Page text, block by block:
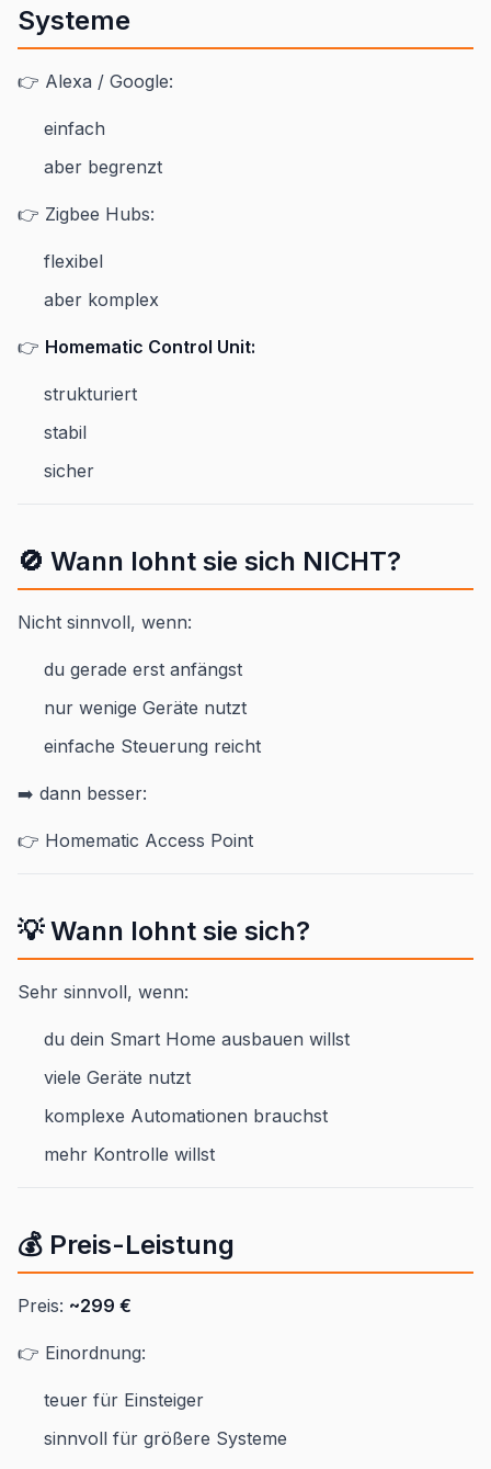
Systeme
👉 Alexa / Google:
einfach
aber begrenzt
👉 Zigbee Hubs:
flexibel
aber komplex
👉 Homematic Control Unit:
strukturiert
stabil
sicher
🚫 Wann lohnt sie sich NICHT?
Nicht sinnvoll, wenn:
du gerade erst anfängst
nur wenige Geräte nutzt
einfache Steuerung reicht
➡️ dann besser:
👉 Homematic Access Point
💡 Wann lohnt sie sich?
Sehr sinnvoll, wenn:
du dein Smart Home ausbauen willst
viele Geräte nutzt
komplexe Automationen brauchst
mehr Kontrolle willst
💰 Preis-Leistung
Preis: ~299 €
👉 Einordnung:
teuer für Einsteiger
sinnvoll für größere Systeme